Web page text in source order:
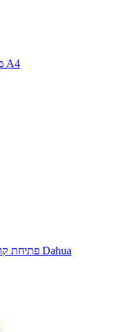
מדפסות לייזר משולבות A4
פתיחת קריאת שירות מצלמות אבטחה Dahua